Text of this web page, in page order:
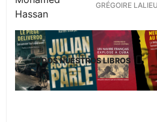
GRÉGOIRE LALIEU
TODOS NUESTROS LIBROS